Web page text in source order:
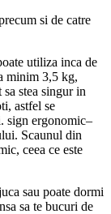
si de catre
utiliza inca de
minim 3,5 kg,
stea singur in
astfel se
sign ergonomic–
Scaunul din
ceea ce este
sau poate dormi
sa te bucuri de